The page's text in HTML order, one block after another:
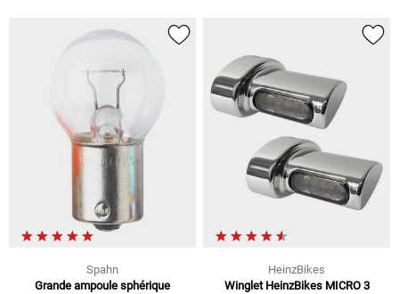
Spahn
Grande ampoule sphérique
HeinzBikes
Winglet HeinzBikes MICRO 3